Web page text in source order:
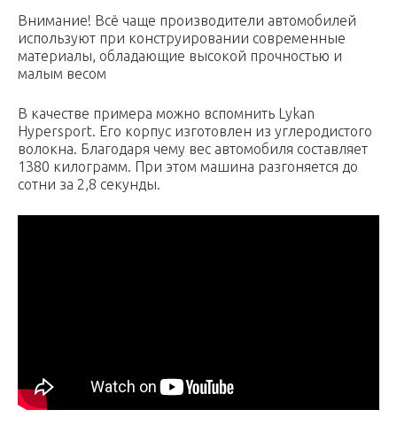
Внимание! Всё чаще производители автомобилей
используют при конструировании современные
материалы, обладающие высокой прочностью и
малым весом
В качестве примера можно вспомнить Lykan
Hypersport. Его корпус изготовлен из углеродистого
волокна. Благодаря чему вес автомобиля составляет
1380 килограмм. При этом машина разгоняется до
сотни за 2,8 секунды.